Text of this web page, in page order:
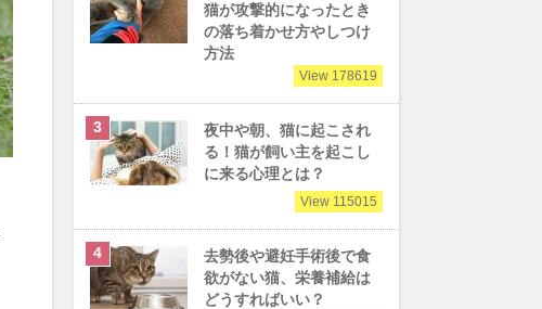
猫が攻撃的になったとき
の落ち着かせ方やしつけ
方法
View 178619
夜中や朝、猫に起こされ
る！猫が飼い主を起こし
に来る心理とは？
View 115015
去勢後や避妊手術後で食
欲がない猫、栄養補給は
どうすればいい？